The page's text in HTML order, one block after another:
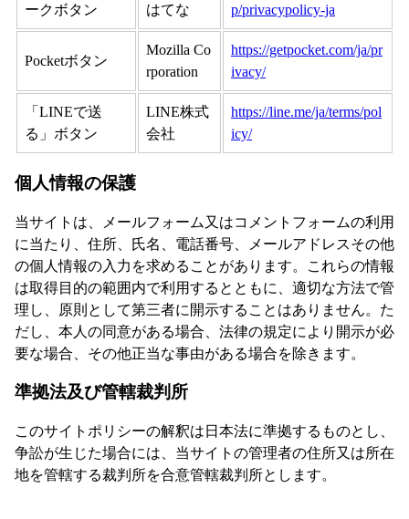
ークボタン
はてな
p/privacypolicy-ja
Pocketボタン
Mozilla Co
rporation
https://getpocket.com/ja/pr
ivacy/
「LINEで送
る」ボタン
LINE株式
会社
https://line.me/ja/terms/pol
icy/
個人情報の保護
当サイトは、メールフォーム又はコメントフォームの利用
に当たり、住所、氏名、電話番号、メールアドレスその他
の個人情報の入力を求めることがあります。これらの情報
は取得目的の範囲内で利用するとともに、適切な方法で管
理し、原則として第三者に開示することはありません。た
だし、本人の同意がある場合、法律の規定により開示が必
要な場合、その他正当な事由がある場合を除きます。
準拠法及び管轄裁判所
このサイトポリシーの解釈は日本法に準拠するものとし、
争訟が生じた場合には、当サイトの管理者の住所又は所在
地を管轄する裁判所を合意管轄裁判所とします。